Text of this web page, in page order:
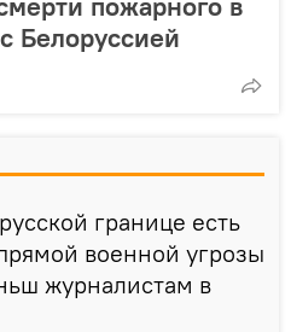
Белоруссией
границе есть
военной угрозы
журналистам в